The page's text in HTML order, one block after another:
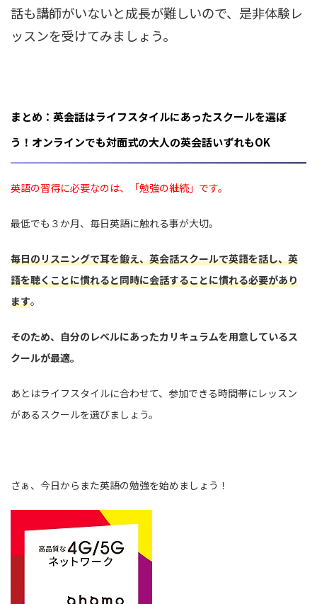
話も講師がいないと成長が難しいので、是非体験レ
ッスンを受けてみましょう。
まとめ：英会話はライフスタイルにあったスクールを選ぼ
う！オンラインでも対面式の大人の英会話いずれもOK
英語の習得に必要なのは、「勉強の継続」です。
最低でも３か月、毎日英語に触れる事が大切。
毎日のリスニングで耳を鍛え、英会話スクールで英語を話し、英
語を聴くことに慣れると同時に会話することに慣れる必要があり
ます。
そのため、自分のレベルにあったカリキュラムを用意しているス
クールが最適。
あとはライフスタイルに合わせて、参加できる時間帯にレッスン
があるスクールを選びましょう。
さぁ、今日からまた英語の勉強を始めましょう！